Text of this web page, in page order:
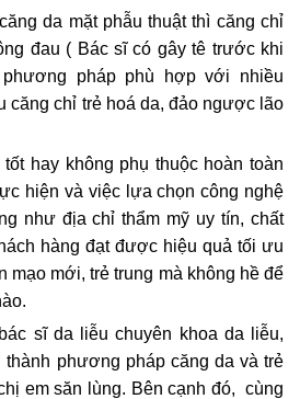
da mặt phẫu thuật thì căng chỉ
đau ( Bác sĩ có gây tê trước khi
pháp phù hợp với nhiều
căng chỉ trẻ hoá da, đảo ngược lão
hay không phụ thuộc hoàn toàn
hiện và việc lựa chọn công nghệ
như địa chỉ thẩm mỹ uy tín, chất
hàng đạt được hiệu quả tối ưu
mạo mới, trẻ trung mà không hề để
sĩ da liễu chuyên khoa da liễu,
phương pháp căng da và trẻ
em săn lùng. Bên cạnh đó, cùng